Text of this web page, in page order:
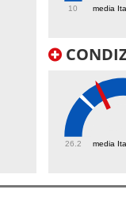
media
10
media
26.2